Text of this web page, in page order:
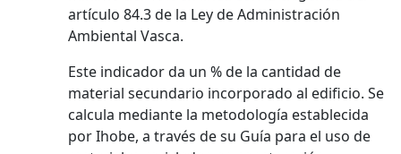
artículo 84.3 de la Ley de Administración
Ambiental Vasca.
Este indicador da un % de la cantidad de
material secundario incorporado al edificio. Se
calcula mediante la metodología establecida
por Ihobe, a través de su Guía para el uso de